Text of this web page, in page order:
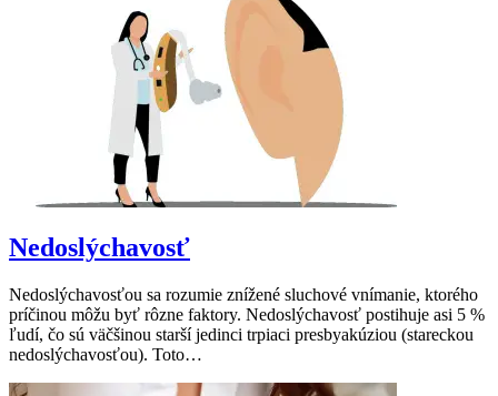
Nedoslýchavosť
Nedoslýchavosťou sa rozumie znížené sluchové vnímanie, ktorého
príčinou môžu byť rôzne faktory. Nedoslýchavosť postihuje asi 5 %
ľudí, čo sú väčšinou starší jedinci trpiaci presbyakúziou (stareckou
nedoslýchavosťou). Toto…